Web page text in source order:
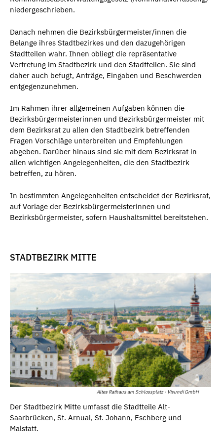
niedergeschrieben.
Danach nehmen die Bezirksbürgermeister/innen die
Belange ihres Stadtbezirkes und den dazugehörigen
Stadtteilen wahr. Ihnen obliegt die repräsentative
Vertretung im Stadtbezirk und den Stadtteilen. Sie sind
daher auch befugt, Anträge, Eingaben und Beschwerden
entgegenzunehmen.
Im Rahmen ihrer allgemeinen Aufgaben können die
Bezirksbürgermeisterinnen und Bezirksbürgermeister mit
dem Bezirksrat zu allen den Stadtbezirk betreffenden
Fragen Vorschläge unterbreiten und Empfehlungen
abgeben. Darüber hinaus sind sie mit dem Bezirksrat in
allen wichtigen Angelegenheiten, die den Stadtbezirk
betreffen, zu hören.
In bestimmten Angelegenheiten entscheidet der Bezirksrat,
auf Vorlage der Bezirksbürgermeisterinnen und
Bezirksbürgermeister, sofern Haushaltsmittel bereitstehen.
STADTBEZIRK MITTE
Altes Rathaus am Schlossplatz - Visundi GmbH
Der Stadtbezirk Mitte umfasst die Stadtteile Alt-
Saarbrücken, St. Arnual, St. Johann, Eschberg und
Malstatt.